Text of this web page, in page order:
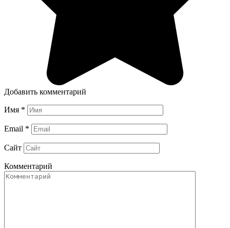
Добавить комментарий
Имя *
Email *
Сайт
Комментарий